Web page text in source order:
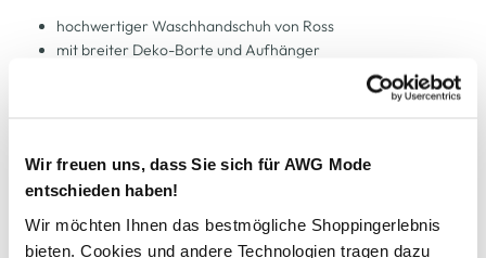
Wir freuen uns, dass Sie sich für AWG Mode
entschieden haben!
Wir möchten Ihnen das bestmögliche Shoppingerlebnis
bieten. Cookies und andere Technologien tragen dazu
hochwertiger Waschhandschuh von Ross
mit breiter Deko-Borte und Aufhänger
AWG Artikelnummer